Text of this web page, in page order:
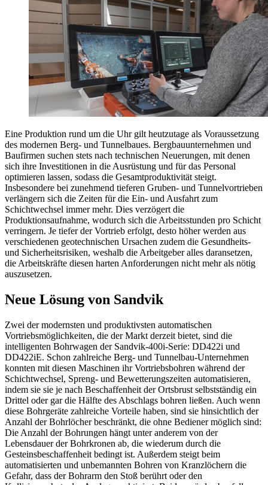
Eine Produktion rund um die Uhr gilt heutzutage als Voraussetzung
des modernen Berg- und Tunnelbaues. Bergbauunternehmen und
Baufirmen suchen stets nach technischen Neuerungen, mit denen
sich ihre Investitionen in die Ausrüstung und für das Personal
optimieren lassen, sodass die Gesamtproduktivität steigt.
Insbesondere bei zunehmend tieferen Gruben- und Tunnelvortrieben
verlängern sich die Zeiten für die Ein- und Ausfahrt zum
Schichtwechsel immer mehr. Dies verzögert die
Produktionsaufnahme, wodurch sich die Arbeitsstunden pro Schicht
verringern. Je tiefer der Vortrieb erfolgt, desto höher werden aus
verschiedenen geotechnischen Ursachen zudem die Gesundheits-
und Sicherheitsrisiken, weshalb die Arbeitgeber alles daransetzen,
die Arbeitskräfte diesen harten Anforderungen nicht mehr als nötig
auszusetzen.
Neue Lösung von Sandvik
Zwei der modernsten und produktivsten automatischen
Vortriebsmöglichkeiten, die der Markt derzeit bietet, sind die
intelligenten Bohrwagen der Sandvik-400i-Serie: DD422i und
DD422iE. Schon zahlreiche Berg- und Tunnelbau-Unternehmen
konnten mit diesen Maschinen ihr Vortriebsbohren während der
Schichtwechsel, Spreng- und Bewetterungszeiten automatisieren,
indem sie sie je nach Beschaffenheit der Ortsbrust selbstständig ein
Drittel oder gar die Hälfte des Abschlags bohren ließen. Auch wenn
diese Bohrgeräte zahlreiche Vorteile haben, sind sie hinsichtlich der
Anzahl der Bohrlöcher beschränkt, die ohne Bediener möglich sind:
Die Anzahl der Bohrungen hängt unter anderem von der
Lebensdauer der Bohrkronen ab, die wiederum durch die
Gesteinsbeschaffenheit bedingt ist. Außerdem steigt beim
automatisierten und unbemannten Bohren von Kranzlöchern die
Gefahr, dass der Bohrarm den Stoß berührt oder den